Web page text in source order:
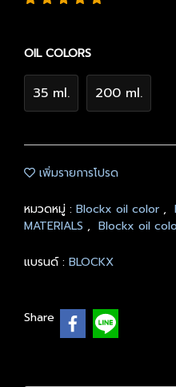
OIL COLORS
35 ml. 200 ml.
เพิ่มรายการโปรด
หมวดหมู่ : Blockx oil color ,
MATERIALS , Blockx oil
แบรนด์ : BLOCKX
Share